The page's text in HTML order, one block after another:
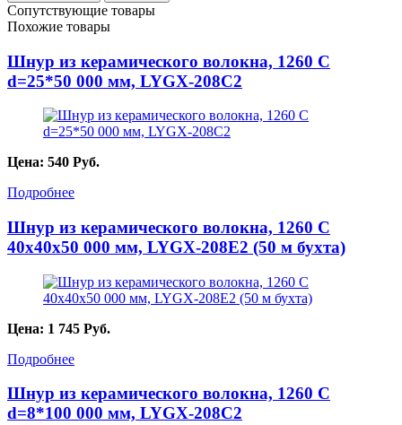
Сопутствующие товары
Похожие товары
Шнур из керамического волокна, 1260 С
d=25*50 000 мм, LYGX-208С2
Цена: 540 Руб.
Подробнее
Шнур из керамического волокна, 1260 С
40х40х50 000 мм, LYGX-208E2 (50 м бухта)
Цена: 1 745 Руб.
Подробнее
Шнур из керамического волокна, 1260 С
d=8*100 000 мм, LYGX-208C2